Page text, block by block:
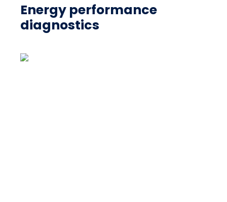
Energy performance
diagnostics